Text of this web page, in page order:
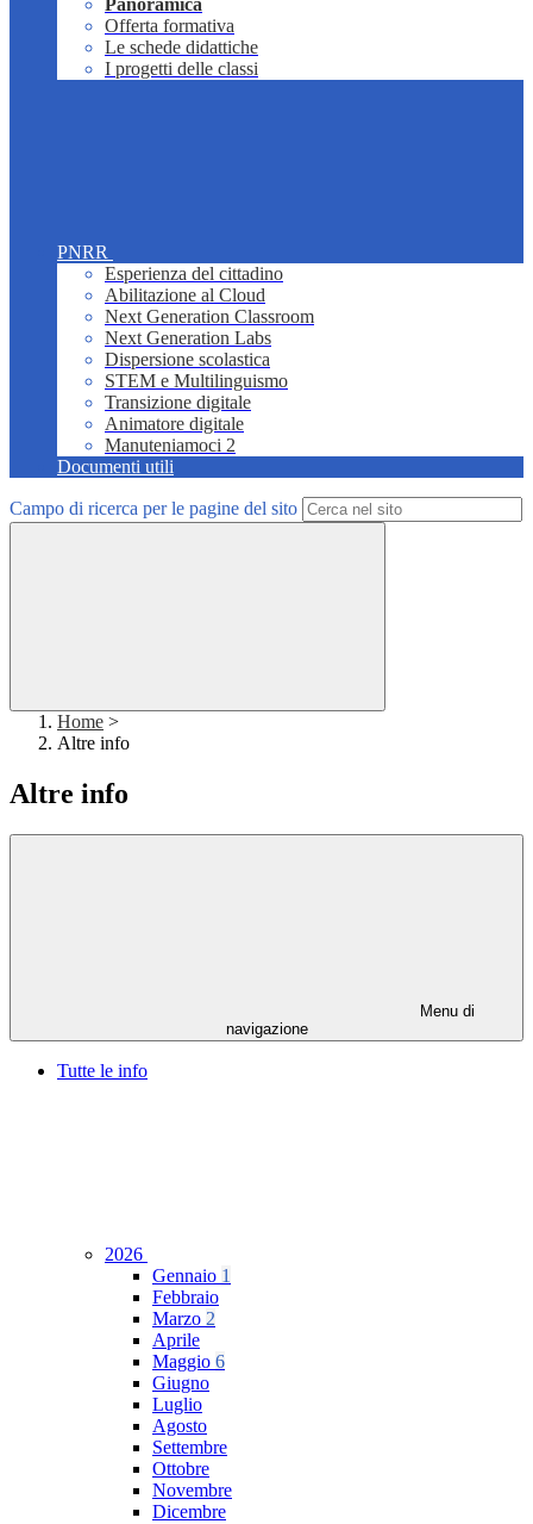
Panoramica
Offerta formativa
Le schede didattiche
I progetti delle classi
PNRR
Esperienza del cittadino
Abilitazione al Cloud
Next Generation Classroom
Next Generation Labs
Dispersione scolastica
STEM e Multilinguismo
Transizione digitale
Animatore digitale
Manuteniamoci 2
Documenti utili
Campo di ricerca per le pagine del sito
Home >
Altre info
Altre info
Menu di
navigazione
Tutte le info
2026
Gennaio 1
Febbraio
Marzo 2
Aprile
Maggio 6
Giugno
Luglio
Agosto
Settembre
Ottobre
Novembre
Dicembre